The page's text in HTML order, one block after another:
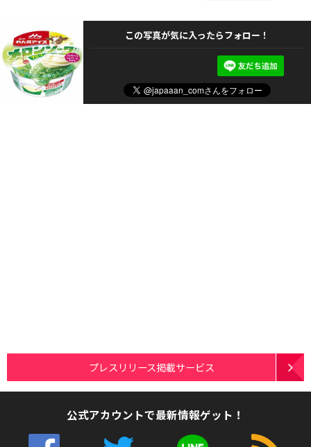
この写真が気に入ったらフォロー！
プレスリリース掲載サービス
公式アカウントで最新情報ゲット！